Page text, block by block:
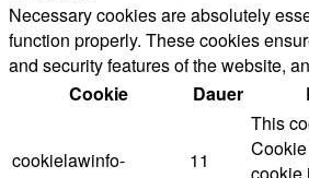
Necessary cookies are absolutely
function properly. These cookies
and security features of the website,
Cookie
Dauer
cookielawinfo-
11
This
cookie